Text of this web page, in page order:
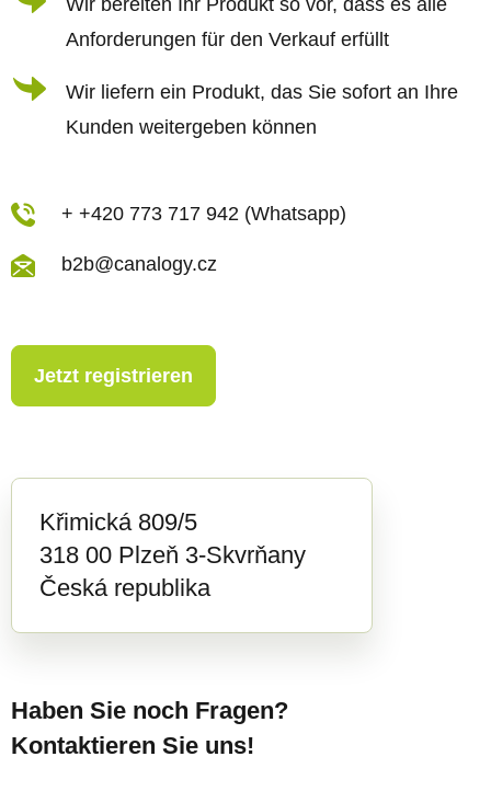
t
e
d
e
i
Wir bereiten Ihr Produkt so vor, dass es alle
Anforderungen für den Verkauf erfüllt
Wir liefern ein Produkt, das Sie sofort an Ihre
Kunden weitergeben können
+ +420 773 717 942 (Whatsapp)
b2b@canalogy.cz
Jetzt registrieren
Křimická 809/5
318 00 Plzeň 3-Skvrňany
Česká republika
Haben Sie noch Fragen?
Kontaktieren Sie uns!